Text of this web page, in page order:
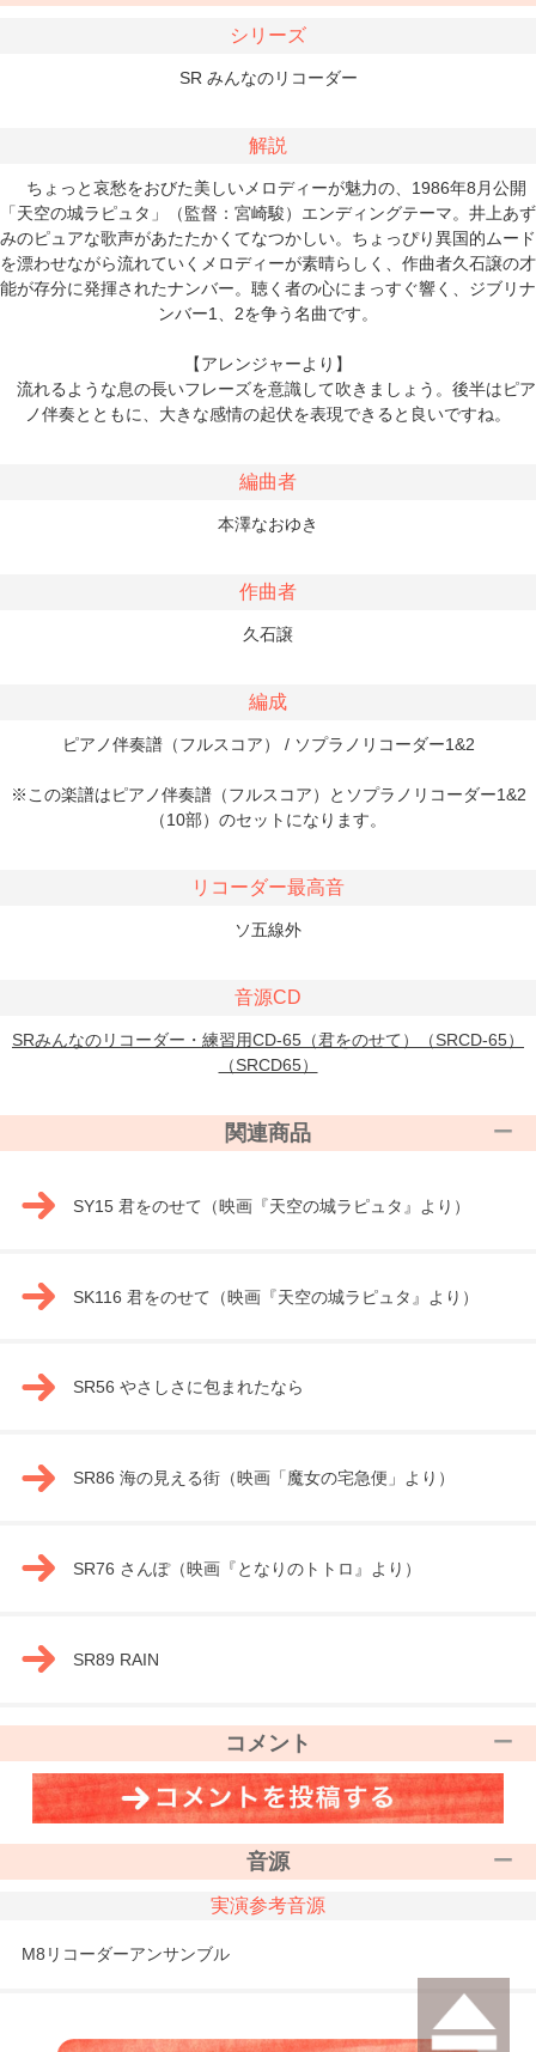
シリーズ
SR みんなのリコーダー
解説
ちょっと哀愁をおびた美しいメロディーが魅力の、1986年8月公開
「天空の城ラピュタ」（監督：宮崎駿）エンディングテーマ。井上あず
みのピュアな歌声があたたかくてなつかしい。ちょっぴり異国的ムード
を漂わせながら流れていくメロディーが素晴らしく、作曲者久石譲の才
能が存分に発揮されたナンバー。聴く者の心にまっすぐ響く、ジブリナ
ンバー1、2を争う名曲です。
【アレンジャーより】
流れるような息の長いフレーズを意識して吹きましょう。後半はピア
ノ伴奏とともに、大きな感情の起伏を表現できると良いですね。
編曲者
本澤なおゆき
作曲者
久石譲
編成
ピアノ伴奏譜（フルスコア） / ソプラノリコーダー1&2
※この楽譜はピアノ伴奏譜（フルスコア）とソプラノリコーダー1&2
（10部）のセットになります。
リコーダー最高音
ソ五線外
音源CD
SRみんなのリコーダー・練習用CD-65（君をのせて）（SRCD-65）
（SRCD65）
関連商品
SY15 君をのせて（映画『天空の城ラピュタ』より）
SK116 君をのせて（映画『天空の城ラピュタ』より）
SR56 やさしさに包まれたなら
SR86 海の見える街（映画「魔女の宅急便」より）
SR76 さんぽ（映画『となりのトトロ』より）
SR89 RAIN
コメント
音源
実演参考音源
M8リコーダーアンサンブル